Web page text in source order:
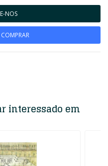
NOS
interessado em